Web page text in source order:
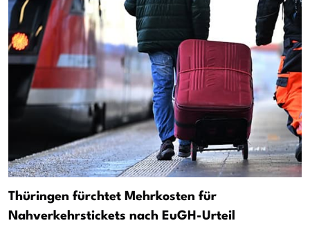
Thüringen fürchtet Mehrkosten für
Nahverkehrstickets nach EuGH-Urteil